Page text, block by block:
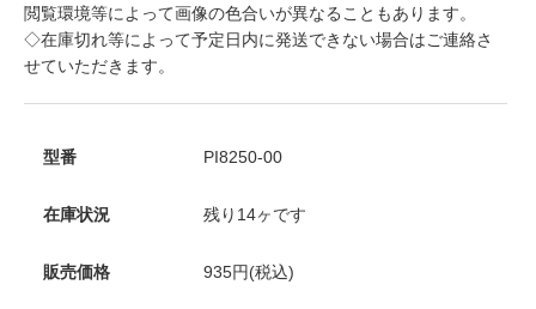
閲覧環境等によって画像の色合いが異なることもあります。
◇在庫切れ等によって予定日内に発送できない場合はご連絡さ
せていただきます。
型番 PI8250-00
在庫状況 残り14ヶです
販売価格 935円(税込)